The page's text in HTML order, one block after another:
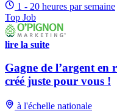
1 - 20 heures par semaine
Top Job
lire la suite
Gagne de l’argent en
créé juste pour vous !
à l'échelle nationale